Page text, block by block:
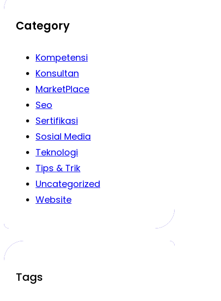
Category
Kompetensi
Konsultan
MarketPlace
Seo
Sertifikasi
Sosial Media
Teknologi
Tips & Trik
Uncategorized
Website
Tags